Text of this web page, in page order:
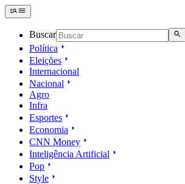
Buscar
Política
Eleições
Internacional
Nacional
Agro
Infra
Esportes
Economia
CNN Money
Inteligência Artificial
Pop
Style